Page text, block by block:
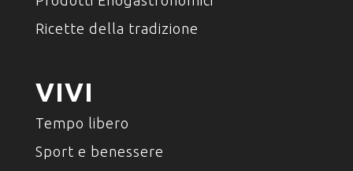
Ricette della tradizione
VIVI
Tempo libero
Sport e benessere